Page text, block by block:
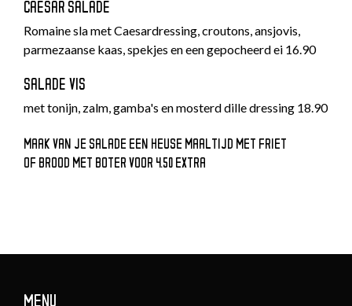
CAESAR SALADE
Romaine sla met Caesardressing, croutons, ansjovis,
parmezaanse kaas, spekjes en een gepocheerd ei 16.90
SALADE VIS
met tonijn, zalm, gamba's en mosterd dille dressing 18.90
MAAK VAN JE SALADE EEN HEUSE MAALTIJD MET FRIET
OF BROOD MET BOTER VOOR 4.50 EXTRA
MENU